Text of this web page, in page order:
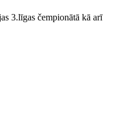
3.līgas čempionātā kā arī